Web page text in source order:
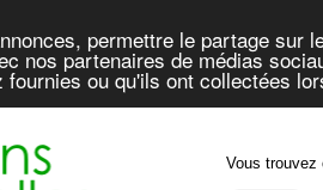
permettre le partage sur
nos partenaires de médias
ou qu'ils ont collectées
Vous trouvez